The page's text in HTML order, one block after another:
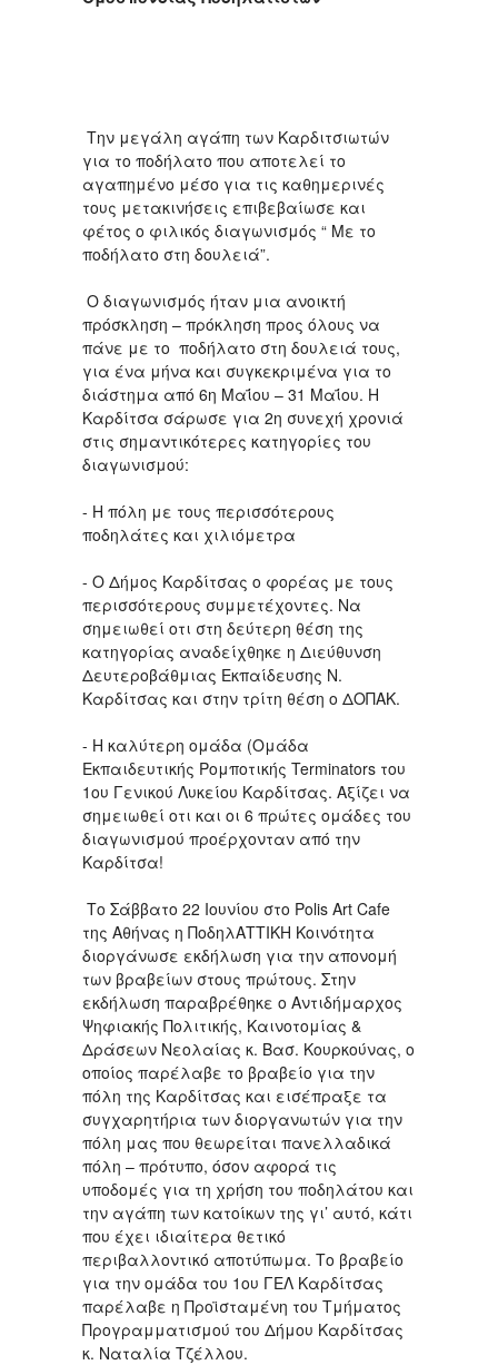
Την μεγάλη αγάπη των Καρδιτσιωτών
για το ποδήλατο που αποτελεί το
αγαπημένο μέσο για τις καθημερινές
τους μετακινήσεις επιβεβαίωσε και
φέτος ο φιλικός διαγωνισμός “ Με το
ποδήλατο στη δουλειά”.
Ο διαγωνισμός ήταν μια ανοικτή
πρόσκληση – πρόκληση προς όλους να
πάνε με το ποδήλατο στη δουλειά τους,
για ένα μήνα και συγκεκριμένα για το
διάστημα από 6η Μαΐου – 31 Μαΐου. Η
Καρδίτσα σάρωσε για 2η συνεχή χρονιά
στις σημαντικότερες κατηγορίες του
διαγωνισμού:
- Η πόλη με τους περισσότερους
ποδηλάτες και χιλιόμετρα
- Ο Δήμος Καρδίτσας ο φορέας με τους
περισσότερους συμμετέχοντες. Να
σημειωθεί οτι στη δεύτερη θέση της
κατηγορίας αναδείχθηκε η Διεύθυνση
Δευτεροβάθμιας Εκπαίδευσης Ν.
Καρδίτσας και στην τρίτη θέση ο ΔΟΠΑΚ.
- Η καλύτερη ομάδα (Ομάδα
Εκπαιδευτικής Ρομποτικής Terminators του
1ου Γενικού Λυκείου Καρδίτσας. Αξίζει να
σημειωθεί οτι και οι 6 πρώτες ομάδες του
διαγωνισμού προέρχονταν από την
Καρδίτσα!
Το Σάββατο 22 Ιουνίου στο Polis Art Cafe
της Αθήνας η ΠοδηλΑΤΤΙΚΗ Κοινότητα
διοργάνωσε εκδήλωση για την απονομή
των βραβείων στους πρώτους. Στην
εκδήλωση παραβρέθηκε ο Αντιδήμαρχος
Ψηφιακής Πολιτικής, Καινοτομίας &
Δράσεων Νεολαίας κ. Βασ. Κουρκούνας, ο
οποίος παρέλαβε το βραβείο για την
πόλη της Καρδίτσας και εισέπραξε τα
συγχαρητήρια των διοργανωτών για την
πόλη μας που θεωρείται πανελλαδικά
πόλη – πρότυπο, όσον αφορά τις
υποδομές για τη χρήση του ποδηλάτου και
την αγάπη των κατοίκων της γι’ αυτό, κάτι
που έχει ιδιαίτερα θετικό
περιβαλλοντικό αποτύπωμα. Το βραβείο
για την ομάδα του 1ου ΓΕΛ Καρδίτσας
παρέλαβε η Προϊσταμένη του Τμήματος
Προγραμματισμού του Δήμου Καρδίτσας
κ. Ναταλία Τζέλλου.